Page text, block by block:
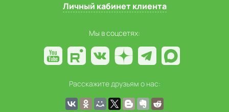
Личный кабинет клиента
Мы в соцсетях:
Расскажите друзьям о нас: